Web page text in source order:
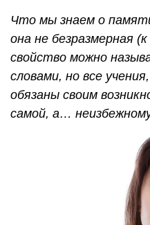
Что мы знаем о
она не безразмерная
свойство можно
словами, но все
обязаны своим
самой, а…